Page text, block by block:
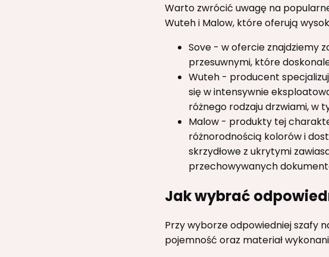
Warto zwrócić uwagę na
Wuteh i Malow, które oferują
Sove - w ofercie znajdziemy
przesuwnymi, które
Wuteh - producent
się w intensywnie
różnego rodzaju drzwiami, w
Malow - produkty tej
różnorodnością kolorów i
skrzydłowe z ukrytymi
przechowywanych
Jak wybrać
Przy wyborze odpowiedniej szafy
pojemność oraz materiał